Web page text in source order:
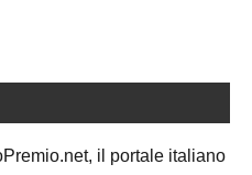
il portale italiano